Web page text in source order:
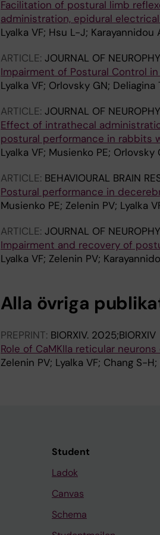
Facilitation of postural limb
administration, epidural
Lyalka VF; Hsu L-J; Karayannidou
ARTICLE: JOURNAL OF
Impairment of Postural Control
Lyalka VF; Orlovsky GN; Deliagina
ARTICLE: JOURNAL OF
Effect of intrathecal
postural performance in rabbits
Lyalka VF; Musienko PE; Orlovsky
ARTICLE: BEHAVIOURAL BRAIN
Postural performance in
Musienko PE; Zelenin PV; Lyalka
ARTICLE: JOURNAL OF
Impairment and recovery of
Lyalka VF; Zelenin PV;
Alla övriga
PREPRINT: BIORXIV. 2025;BIORXIV
Role of CaMKIIa reticular
Zelenin PV; Lyalka VF; Chang S-
Student
Ladok
Canvas
Schema